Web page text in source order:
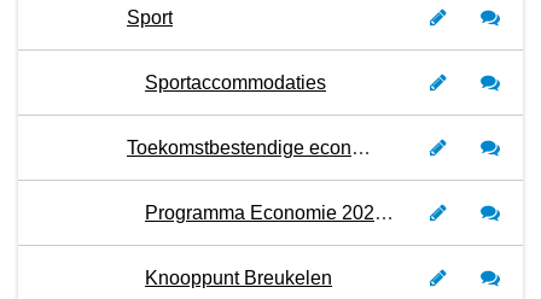
Sport
Sportaccommodaties
Toekomstbestendige economie en arbeidsmarkt in balans
Programma Economie 2024-2027
Knooppunt Breukelen